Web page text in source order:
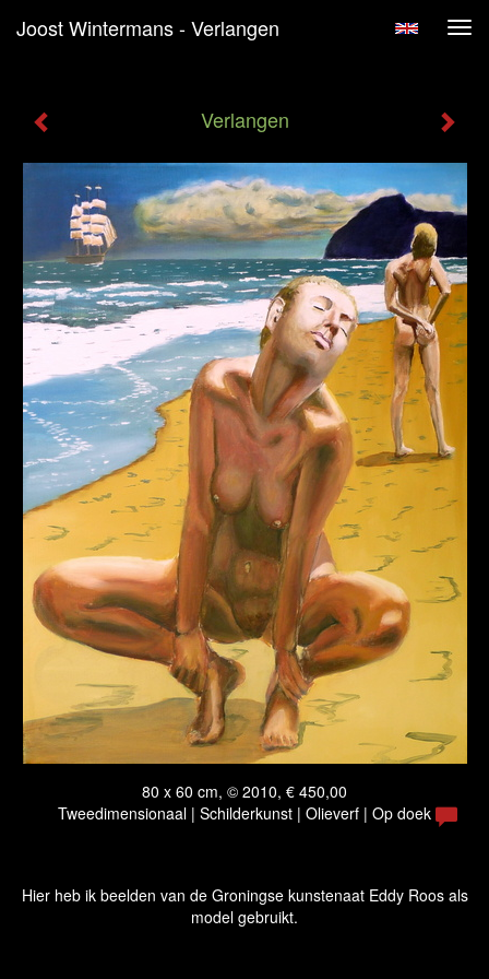
Joost Wintermans - Verlangen
Verlangen
80 x 60 cm, © 2010, € 450,00
Tweedimensionaal | Schilderkunst | Olieverf | Op doek
Hier heb ik beelden van de Groningse kunstenaat Eddy Roos als
model gebruikt.